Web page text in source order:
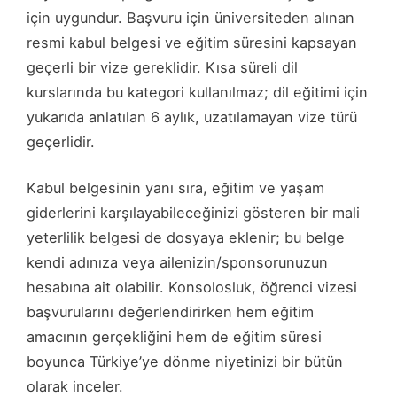
için uygundur. Başvuru için üniversiteden alınan
resmi kabul belgesi ve eğitim süresini kapsayan
geçerli bir vize gereklidir. Kısa süreli dil
kurslarında bu kategori kullanılmaz; dil eğitimi için
yukarıda anlatılan 6 aylık, uzatılamayan vize türü
geçerlidir.
Kabul belgesinin yanı sıra, eğitim ve yaşam
giderlerini karşılayabileceğinizi gösteren bir mali
yeterlilik belgesi de dosyaya eklenir; bu belge
kendi adınıza veya ailenizin/sponsorunuzun
hesabına ait olabilir. Konsolosluk, öğrenci vizesi
başvurularını değerlendirirken hem eğitim
amacının gerçekliğini hem de eğitim süresi
boyunca Türkiye’ye dönme niyetinizi bir bütün
olarak inceler.